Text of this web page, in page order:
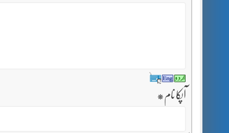
آپکا نام *